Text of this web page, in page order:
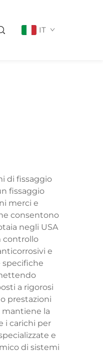
IT
di fissaggio
fissaggio
merci e
consentono
negli USA
controllo
e
specifiche
a rigorosi
prestazioni
mantiene la
i carichi per
e
di sistemi